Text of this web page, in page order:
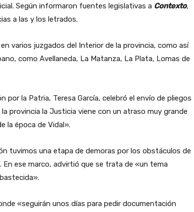
Según informaron fuentes legislativas a Contexto,
a las y los letrados.
varios juzgados del Interior de la provincia, como así
como Avellaneda, La Matanza, La Plata, Lomas de
por la Patria, Teresa García, celebró el envío de pliegos
provincia la Justicia viene con un atraso muy grande
la época de Vidal».
tuvimos una etapa de demoras por los obstáculos de
ese marco, advirtió que se trata de «un tema
«seguirán unos días para pedir documentación